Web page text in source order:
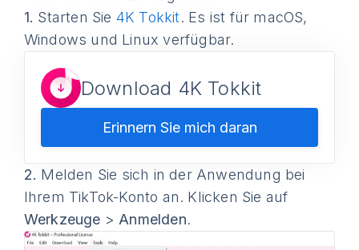
1. Starten Sie 4K Tokkit. Es ist für macOS,
Windows und Linux verfügbar.
Download 4K Tokkit
Erinnern Sie mich daran
2. Melden Sie sich in der Anwendung bei
Ihrem TikTok-Konto an. Klicken Sie auf
Werkzeuge > Anmelden.